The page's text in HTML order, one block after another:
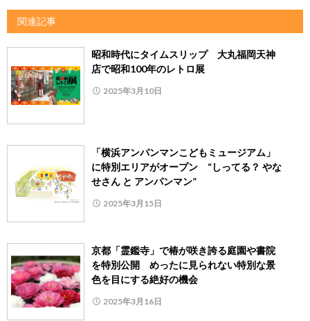
関連記事
昭和時代にタイムスリップ 大丸福岡天神
店で昭和100年のレトロ展
2025年3月10日
「横浜アンパンマンこどもミュージアム」
に特別エリアがオープン “しってる？ やな
せさん と アンパンマン”
2025年3月15日
京都「霊鑑寺」で椿が咲き誇る庭園や書院
を特別公開 めったに見られない特別な景
色を目にする絶好の機会
2025年3月16日